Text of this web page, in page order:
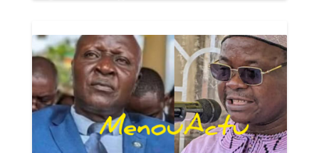
15/07/26 Par MenouActu 0